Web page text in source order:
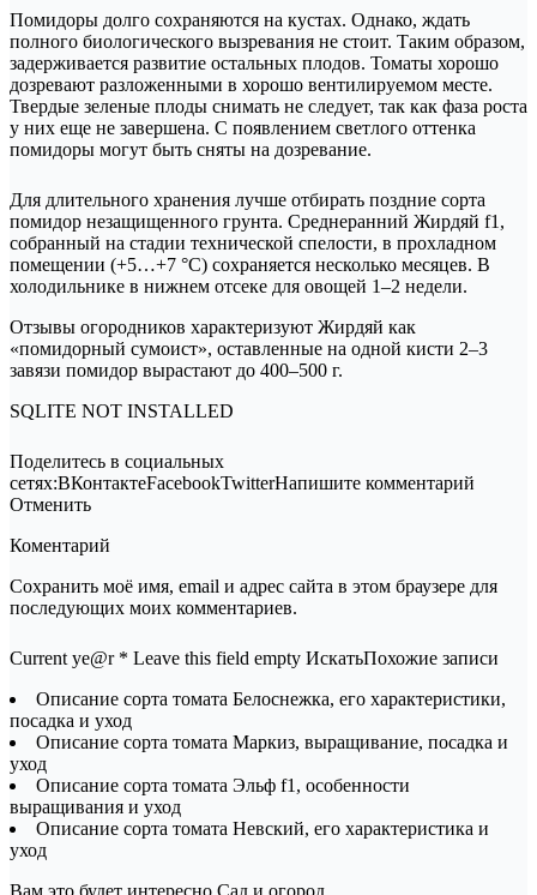
Помидоры долго сохраняются на кустах. Однако, ждать
полного биологического вызревания не стоит. Таким образом,
задерживается развитие остальных плодов. Томаты хорошо
дозревают разложенными в хорошо вентилируемом месте.
Твердые зеленые плоды снимать не следует, так как фаза роста
у них еще не завершена. С появлением светлого оттенка
помидоры могут быть сняты на дозревание.
Для длительного хранения лучше отбирать поздние сорта
помидор незащищенного грунта. Среднеранний Жирдяй f1,
собранный на стадии технической спелости, в прохладном
помещении (+5…+7 °C) сохраняется несколько месяцев. В
холодильнике в нижнем отсеке для овощей 1–2 недели.
Отзывы огородников характеризуют Жирдяй как
«помидорный сумоист», оставленные на одной кисти 2–3
завязи помидор вырастают до 400–500 г.
SQLITE NOT INSTALLED
Поделитесь в социальных
сетях:ВКонтактеFacebookTwitterНапишите комментарий
Отменить
Коментарий
Сохранить моё имя, email и адрес сайта в этом браузере для
последующих моих комментариев.
Current ye@r * Leave this field empty ИскатьПохожие записи
Описание сорта томата Белоснежка, его характеристики,
посадка и уход
Описание сорта томата Маркиз, выращивание, посадка и
уход
Описание сорта томата Эльф f1, особенности
выращивания и уход
Описание сорта томата Невский, его характеристика и
уход
Вам это будет интересно Сад и огород